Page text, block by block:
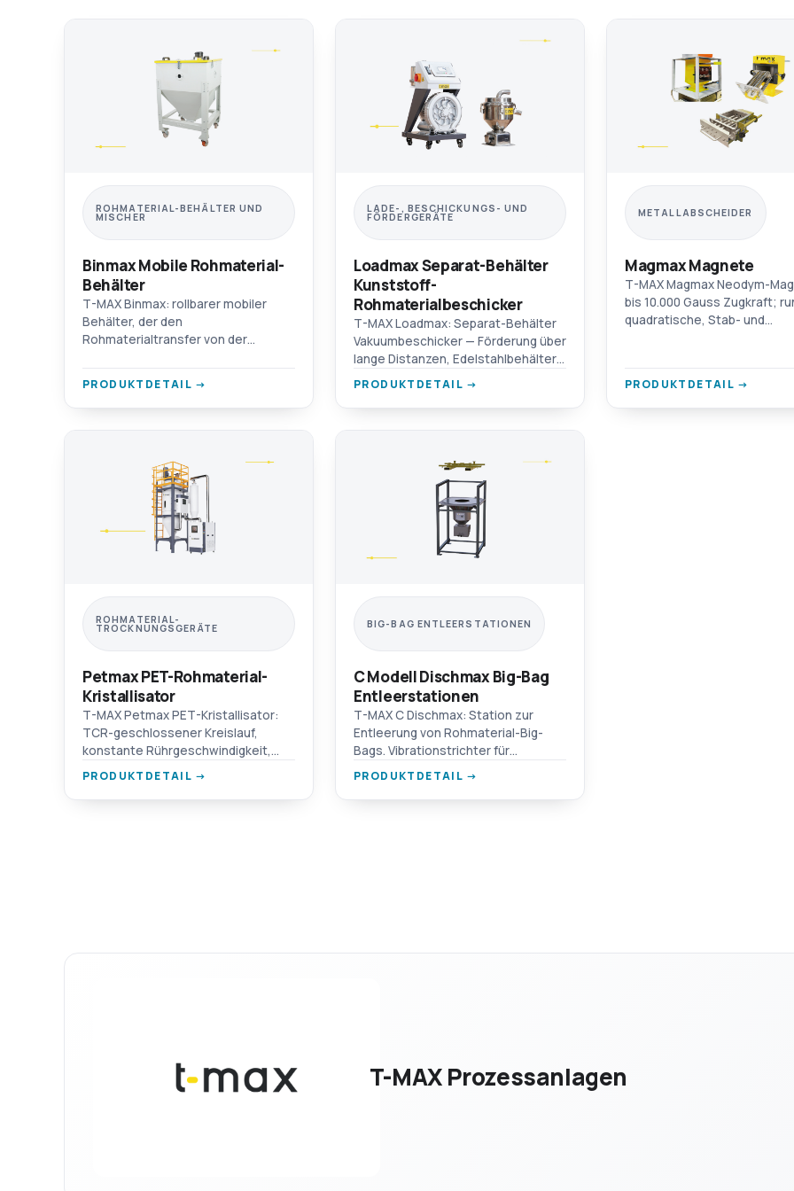
ROHMATERIAL-BEHÄLTER UND
MISCHER
Binmax Mobile Rohmaterial-
Behälter
T-MAX Binmax: rollbarer mobiler
Behälter, der den
Rohmaterialtransfer von der
Verchromt / Aluminium / AISI 304 SST
Materialoptionen.
PRODUKTDETAIL →
LADE-, BESCHICKUNGS- UND
FÖRDERGERÄTE
Loadmax Separat-Behälter
Kunststoff-
Rohmaterialbeschicker
T-MAX Loadmax: Separat-Behälter
Vakuumbeschicker — Förderung über
lange Distanzen, Edelstahlbehälter,
Hochleistungsgebläse und
PRODUKTDETAIL →
METALLABSCHEIDER
Magmax Magnete
T-MAX Magmax Neodym-
bis 10.000 Gauss Zugkraft;
quadratische, Stab- und
und Folie.
PRODUKTDETAIL →
ROHMATERIAL-
TROCKNUNGSGERÄTE
Petmax PET-Rohmaterial-
Kristallisator
T-MAX Petmax PET-Kristallisator:
TCR-geschlossener Kreislauf,
konstante Rührgeschwindigkeit,
Rücklauffilter + Zyklon-
Übertemperaturschutz.
PRODUKTDETAIL →
BIG-BAG ENTLEERSTATIONEN
C Modell Dischmax Big-Bag
Entleerstationen
T-MAX C Dischmax: Station zur
Entleerung von Rohmaterial-Big-
Bags. Vibrationstrichter für
schwerfließende Materialien,
Saugkasten-Flanschanschluss.
PRODUKTDETAIL →
T-MAX Prozessanlagen